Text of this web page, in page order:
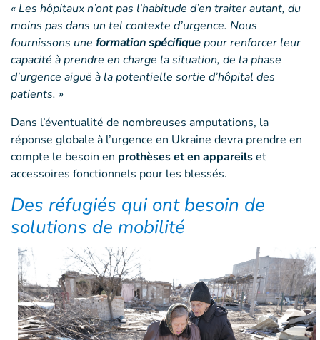
« Les hôpitaux n’ont pas l’habitude d’en traiter autant, du
moins pas dans un tel contexte d’urgence. Nous
fournissons une formation spécifiquepour renforcer leur
capacité à prendre en charge la situation, de la phase
d’urgence aiguë à la potentielle sortie d’hôpital des
patients. »
Dans l’éventualité de nombreuses amputations, la
réponse globale à l’urgence en Ukraine devra prendre en
compte le besoin en prothèses et en appareilset
accessoires fonctionnels pour les blessés.
Des réfugiés qui ont besoin de
solutions de mobilité